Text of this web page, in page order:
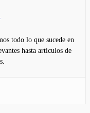
todo lo que sucede en
hasta artículos de